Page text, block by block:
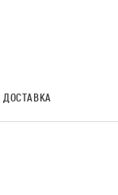
ДОСТАВКА